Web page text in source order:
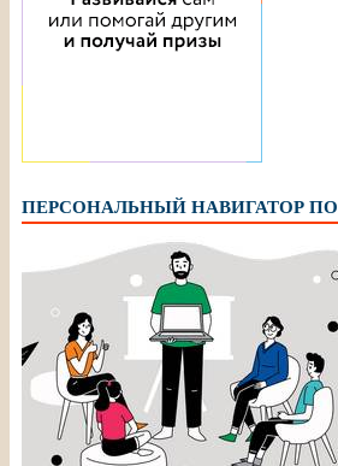
ПЕРСОНАЛЬНЫЙ НАВИГАТОР